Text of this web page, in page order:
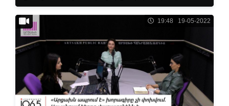
19:48 19-05-2022